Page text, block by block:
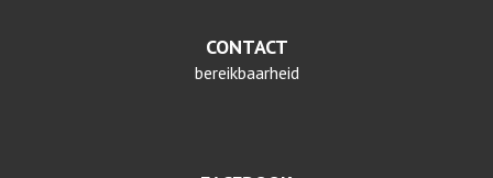
CONTACT
bereikbaarheid